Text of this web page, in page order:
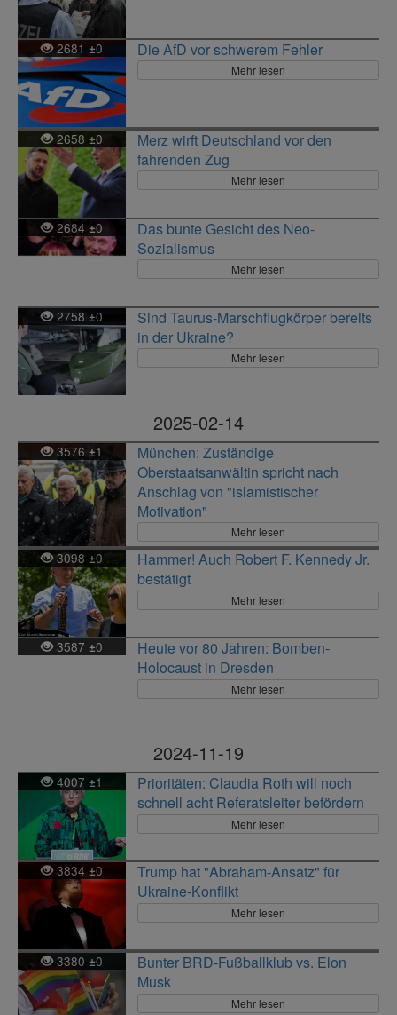
2681±0 Die AfD vor schwerem Fehler
Mehr lesen
2658 ±0
Merz wirft Deutschland vor den
fahrenden Zug
Mehr lesen
2684±0
Das bunte Gesicht des Neo-
Sozialismus
Mehr lesen
2758±0
Sind Taurus-Marschflugkörper bereits
in der Ukraine?
Mehr lesen
2025-02-14
3576±1
München: Zuständige
Oberstaatsanwältin spricht nach
Anschlag von "islamistischer
Motivation"
Mehr lesen
3098 ±0
Hammer! Auch Robert F. Kennedy Jr.
bestätigt
Mehr lesen
3587 ±0
Heute vor 80 Jahren: Bomben-
Holocaust in Dresden
Mehr lesen
2024-11-19
4007 ±1
Prioritäten: Claudia Roth will noch
schnell acht Referatsleiter befördern
Mehr lesen
3834±0
Trump hat "Abraham-Ansatz" für
Ukraine-Konflikt
Mehr lesen
3380 ±0
Bunter BRD-Fußballklub vs. Elon
Musk
Mehr lesen